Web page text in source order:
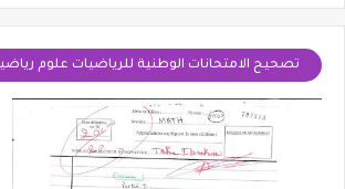
تصحيح الامتحانات الوطنية للرياضيات علوم